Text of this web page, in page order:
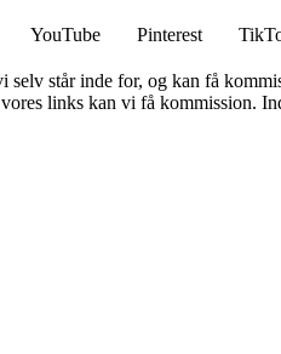
YouTube Pinterest
står inde for, og kan få
links kan vi få kommission.